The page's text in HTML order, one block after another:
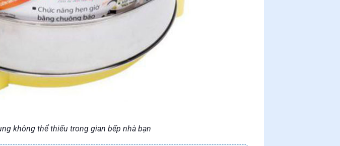
không thể thiếu trong gian bếp nhà bạn